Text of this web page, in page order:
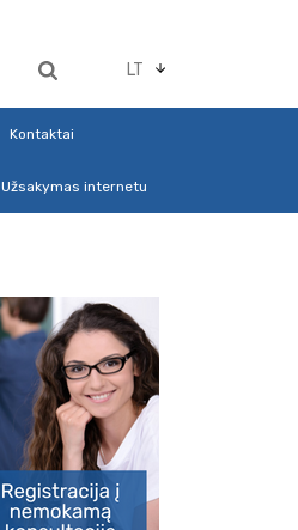
LT
Kontaktai
Užsakymas internetu